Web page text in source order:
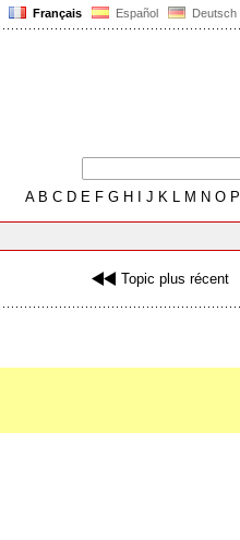
Français Español Deutsch
AB C D E F G H J K L M N O P
Topic plus récent